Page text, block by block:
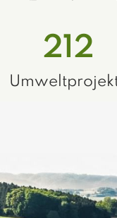
212